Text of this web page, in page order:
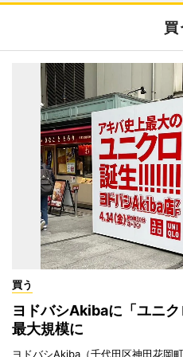
買
買う
ヨドバシAkibaに「ユニ
最大規模に
ヨドバシAkiba（千代田区神田花岡